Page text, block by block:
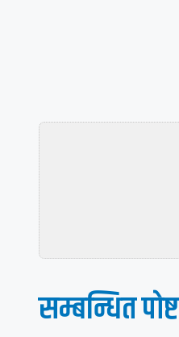
सम्बन्धित पाेष्ट